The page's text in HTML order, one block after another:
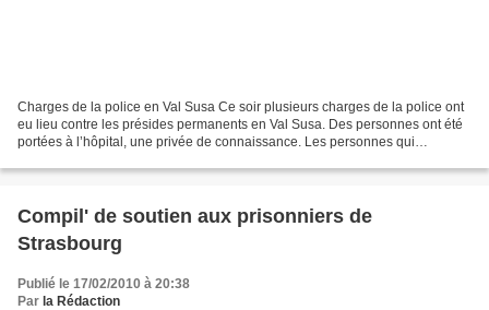
Charges de la police en Val Susa Ce soir plusieurs charges de la police ont
eu lieu contre les présides permanents en Val Susa. Des personnes ont été
portées à l’hôpital, une privée de connaissance. Les personnes qui
Compil' de soutien aux prisonniers de
Strasbourg
Publié le 17/02/2010 à 20:38
Par la Rédaction